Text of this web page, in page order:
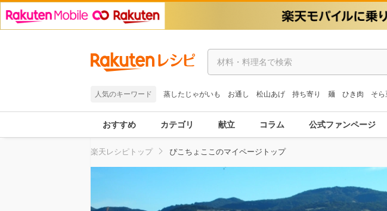
人気のキーワード 蒸したじゃがいも お通し 松山あげ 持ち寄り 麺 ひき肉 そら
おすすめ カテゴリ 献立 コラム 公式ファンページ
楽天レシピトップ ぴこちょここのマイページトップ